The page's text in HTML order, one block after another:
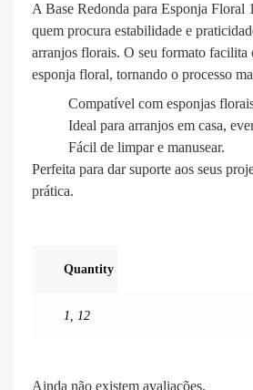
A Base Redonda para Esponja Floral
quem procura estabilidade e
arranjos florais. O seu formato facilita
esponja floral, tornando o processo
Compatível com esponjas
Ideal para arranjos em casa,
Fácil de limpar e manusear.
Perfeita para dar suporte aos seus
prática.
Quantity
1, 12
Ainda não existem avaliações.